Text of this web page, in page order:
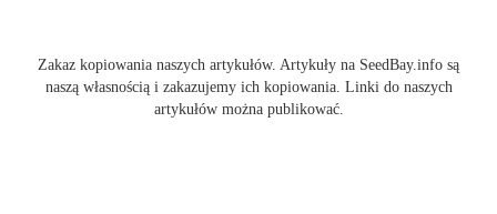
Zakaz kopiowania naszych artykułów. Artykuły na SeedBay.info są
naszą własnością i zakazujemy ich kopiowania. Linki do naszych
artykułów można publikować.